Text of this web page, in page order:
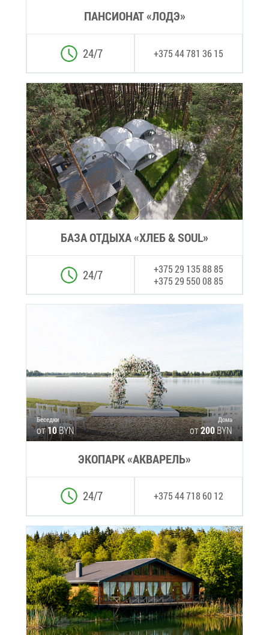
ПАН­СИ­О­НАТ «ЛОДЭ»
+375 44 781 36 15
24/7
БА­ЗА ОТ­ДЫ­ХА «ХЛЕБ & SOUL»
+375 29 135 88 85
+375 29 550 08 85
24/7
Бе­сед­ки
от10BYN
До­ма
от200BYN
ЭКО­ПАРК «АК­ВА­РЕЛЬ»
+375 44 718 60 12
24/7